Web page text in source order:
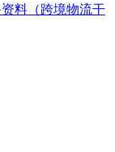
料（跨境物流干